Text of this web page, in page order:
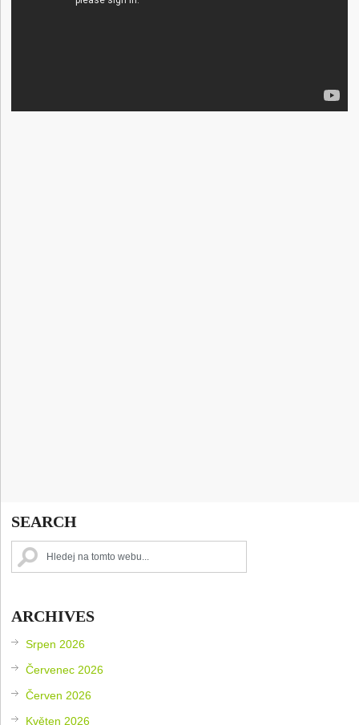
SEARCH
ARCHIVES
Srpen 2026
Červenec 2026
Červen 2026
Květen 2026